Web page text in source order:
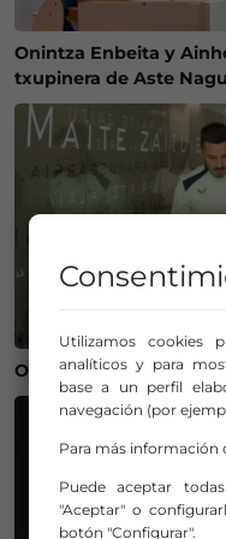
Onintza Enbeita y
txupinera de Aste
Operación salida para
Utilizamos cookies
analíticos y para
base a un perfil
navegación (por
Para más información
Puede aceptar
"Aceptar" o
botón "Configurar".